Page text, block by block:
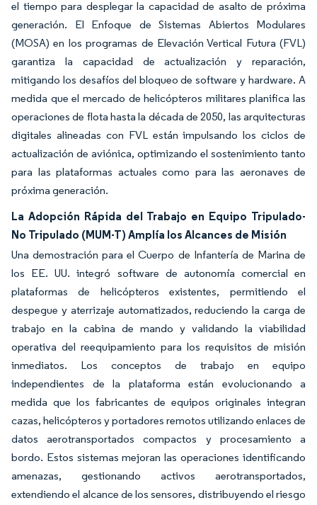
el tiempo para desplegar la capacidad de asalto de próxima
generación. El Enfoque de Sistemas Abiertos Modulares
(MOSA) en los programas de Elevación Vertical Futura (FVL)
garantiza la capacidad de actualización y reparación,
mitigando los desafíos del bloqueo de software y hardware. A
medida que el mercado de helicópteros militares planifica las
operaciones de flota hasta la década de 2050, las arquitecturas
digitales alineadas con FVL están impulsando los ciclos de
actualización de aviónica, optimizando el sostenimiento tanto
para las plataformas actuales como para las aeronaves de
próxima generación.
La Adopción Rápida del Trabajo en Equipo Tripulado-
No Tripulado (MUM-T) Amplía los Alcances de Misión
Una demostración para el Cuerpo de Infantería de Marina de
los EE. UU. integró software de autonomía comercial en
plataformas de helicópteros existentes, permitiendo el
despegue y aterrizaje automatizados, reduciendo la carga de
trabajo en la cabina de mando y validando la viabilidad
operativa del reequipamiento para los requisitos de misión
inmediatos. Los conceptos de trabajo en equipo
independientes de la plataforma están evolucionando a
medida que los fabricantes de equipos originales integran
cazas, helicópteros y portadores remotos utilizando enlaces de
datos aerotransportados compactos y procesamiento a
bordo. Estos sistemas mejoran las operaciones identificando
amenazas, gestionando activos aerotransportados,
extendiendo el alcance de los sensores, distribuyendo el riesgo